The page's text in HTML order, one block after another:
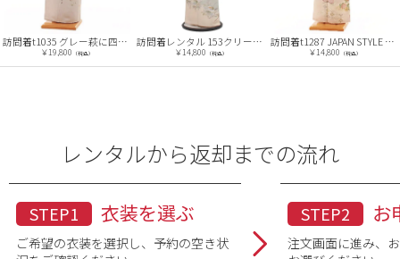
訪問着t1035 グレー萩に四季花
￥19,800 （税込）
訪問着レンタル 153クリーム色/おしどりと梅
￥14,800 （税込）
訪問着t1287 JAPAN STYLE ピンク 牡丹に雲
￥14,800 （税込）
レンタルから返却までの流れ
STEP1 衣装を選ぶ
ご希望の衣装を選択し、予約の空き状
STEP2 お
注文画面に進み、